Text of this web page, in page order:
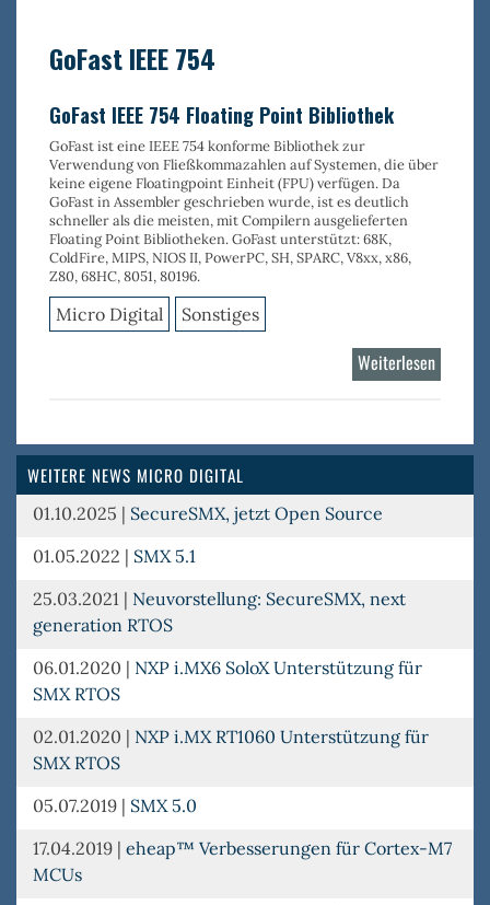
GoFast IEEE 754
GoFast IEEE 754 Floating Point Bibliothek
GoFast ist eine IEEE 754 konforme Bibliothek zur
Verwendung von Fließkommazahlen auf Systemen, die über
keine eigene Floatingpoint Einheit (FPU) verfügen. Da
GoFast in Assembler geschrieben wurde, ist es deutlich
schneller als die meisten, mit Compilern ausgelieferten
Floating Point Bibliotheken. GoFast unterstützt: 68K,
ColdFire, MIPS, NIOS II, PowerPC, SH, SPARC, V8xx, x86,
Z80, 68HC, 8051, 80196.
Micro Digital Sonstiges
Weiterlesen
GoFast
754
WEITERE NEWS MICRO DIGITAL
01.10.2025 | SecureSMX, jetzt Open Source
01.05.2022 | SMX 5.1
25.03.2021 | Neuvorstellung: SecureSMX, next
generation RTOS
06.01.2020 | NXP i.MX6 SoloX Unterstützung für
SMX RTOS
02.01.2020 | NXP i.MX RT1060 Unterstützung für
SMX RTOS
05.07.2019 | SMX 5.0
17.04.2019 | eheap™ Verbesserungen für Cortex-M7
MCUs